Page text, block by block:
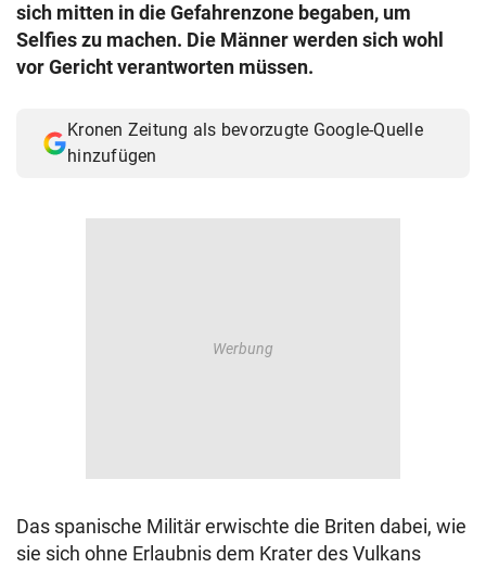
sich mitten in die Gefahrenzone begaben, um
Selfies zu machen. Die Männer werden sich wohl
vor Gericht verantworten müssen.
Kronen Zeitung als bevorzugte Google-Quelle
hinzufügen
Das spanische Militär erwischte die Briten dabei, wie
sie sich ohne Erlaubnis dem Krater des Vulkans